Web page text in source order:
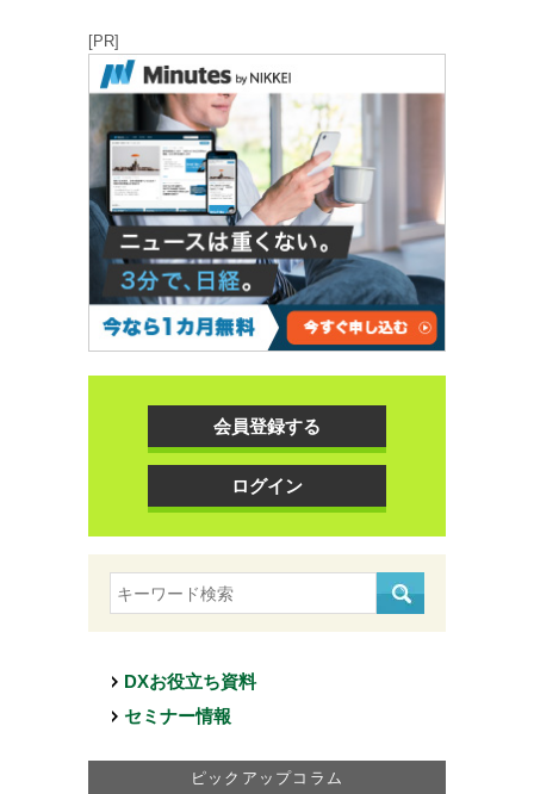
[PR]
会員登録する
ログイン
DXお役立ち資料
セミナー情報
ピックアップコラム